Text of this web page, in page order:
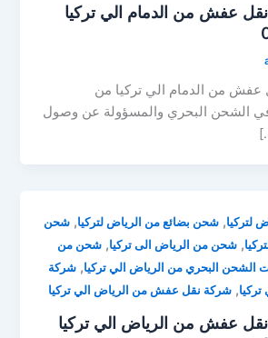
عفش من الدمام الي تركيا
من الدمام الي تركيا من
في الشحن البحري والمسؤولة عن وصول
لتركيا,شحن بضائع من الرياض لتركيا,شحن
,شحن من الرياض الى تركيا,شحن من
الشحن البحري من الرياض الي تركيا,شركة
,شركة نقل عفش من الرياض الي تركيا
عفش من الرياض الي تركيا